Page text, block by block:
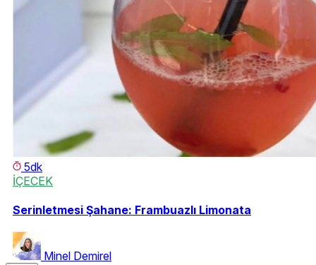
5dk
İÇECEK
Serinletmesi Şahane: Frambuazlı Limonata
Minel Demirel